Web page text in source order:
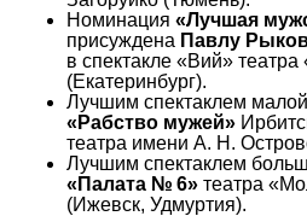
Номинация «Лучшая
присуждена Павлу
в спектакле «Вий»
(Екатеринбург).
Лучшим спектаклем
«Рабство мужей»
театра имени А. Н.
Лучшим спектаклем
«Палата № 6» театра
(Ижевск, Удмуртия).